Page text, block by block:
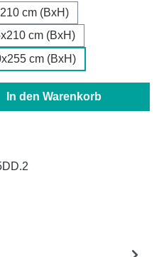
cm (BxH)
cm (BxH)
cm (BxH)
den gewünschten
In den Warenkorb